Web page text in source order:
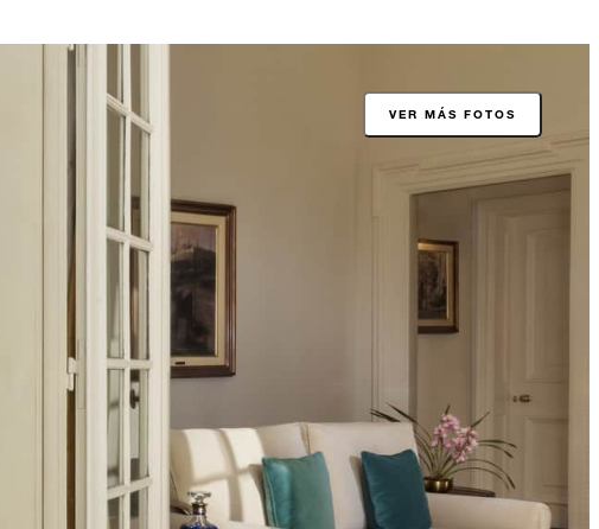
VER MÁS FOTOS